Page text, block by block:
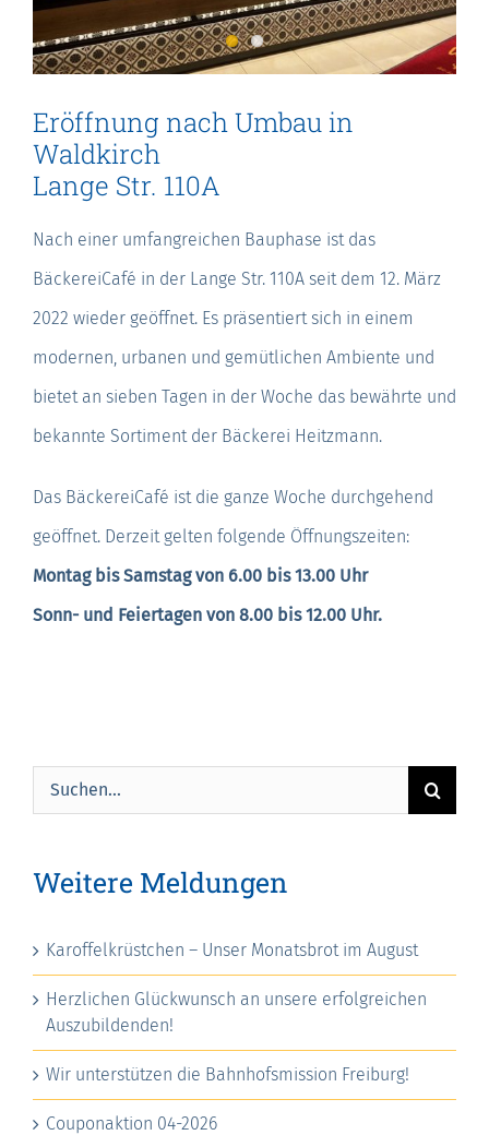
Eröffnung nach Umbau in
Waldkirch
Lange Str. 110A
Nach einer umfangreichen Bauphase ist das
BäckereiCafé in der Lange Str. 110A seit dem 12. März
2022 wieder geöffnet. Es präsentiert sich in einem
modernen, urbanen und gemütlichen Ambiente und
bietet an sieben Tagen in der Woche das bewährte und
bekannte Sortiment der Bäckerei Heitzmann.
Das BäckereiCafé ist die ganze Woche durchgehend
geöffnet. Derzeit gelten folgende Öffnungszeiten:
Montag bis Samstag von 6.00 bis 13.00 Uhr
Sonn- und Feiertagen von 8.00 bis 12.00 Uhr.
Weitere Meldungen
Karoffelkrüstchen – Unser Monatsbrot im August
Herzlichen Glückwunsch an unsere erfolgreichen
Auszubildenden!
Wir unterstützen die Bahnhofsmission Freiburg!
Couponaktion 04-2026